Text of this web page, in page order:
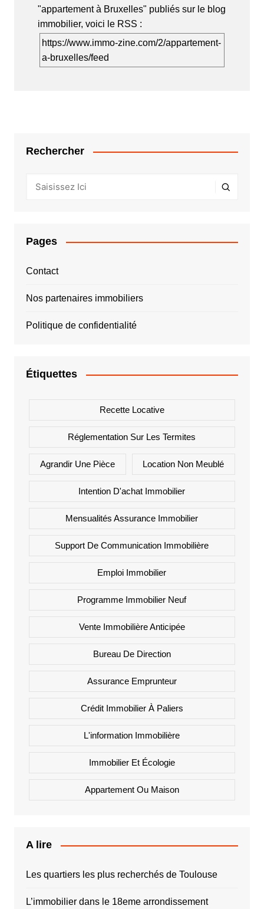
"appartement à Bruxelles" publiés sur le blog
immobilier, voici le RSS :
https://www.immo-zine.com/2/appartement-
a-bruxelles/feed
Rechercher
Pages
Contact
Nos partenaires immobiliers
Politique de confidentialité
Étiquettes
Recette Locative
Réglementation Sur Les Termites
Agrandir Une Pièce Location Non Meublé
Intention D'achat Immobilier
Mensualités Assurance Immobilier
Support De Communication Immobilière
Emploi Immobilier
Programme Immobilier Neuf
Vente Immobilière Anticipée
Bureau De Direction
Assurance Emprunteur
Crédit Immobilier À Paliers
L'information Immobilière
Immobilier Et Écologie
Appartement Ou Maison
A lire
Les quartiers les plus recherchés de Toulouse
L’immobilier dans le 18eme arrondissement